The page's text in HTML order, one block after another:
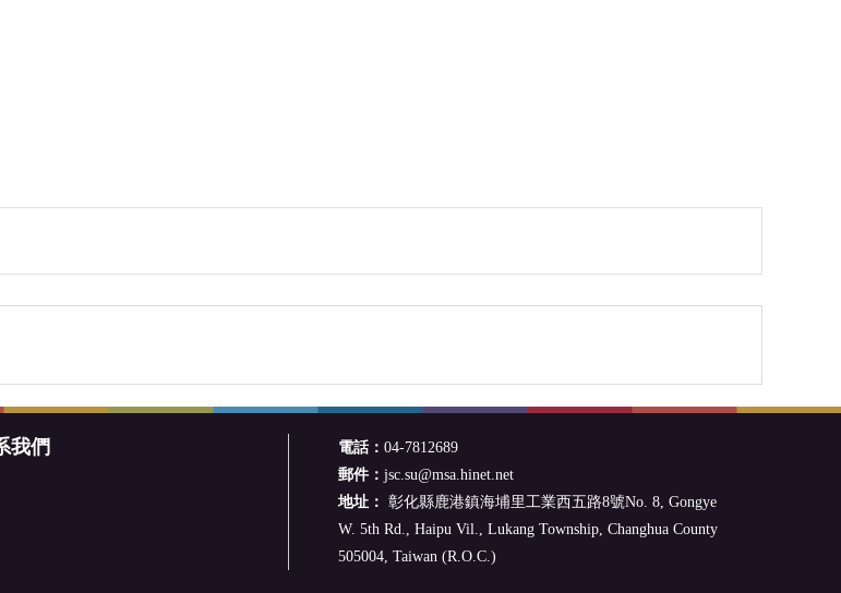
我們 電話： 04-7812689
郵件： jsc.su@msa.hinet.net
地址： 彰化縣鹿港鎮海埔里工業西五路8號No. 8, Gongye
W. 5th Rd., Haipu Vil., Lukang Township, Changhua County
505004, Taiwan (R.O.C.)